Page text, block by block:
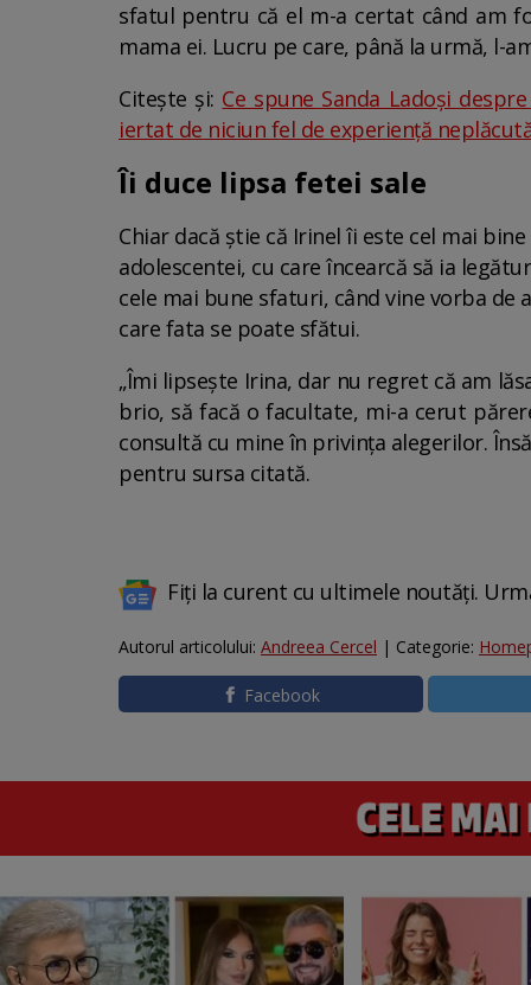
sfatul pentru că el m-a certat când am
mama ei. Lucru pe care, până la urmă, l-
Citește și: Ce spune Sanda Ladoși
iertat de niciun fel de experiență
Îi duce lipsa fetei sale
Chiar dacă știe că Irinel îi este cel mai
adolescentei, cu care încearcă să ia
cele mai bune sfaturi, când vine vorba
care fata se poate sfătui.
„Îmi lipseşte Irina, dar nu regret că am
brio, să facă o facultate, mi-a cerut
consultă cu mine în privinţa alegerilor.
pentru sursa citată.
Fiți la curent cu ultimele noutăți.
Autorul articolului: Andreea Cercel | Categorie:
Facebook